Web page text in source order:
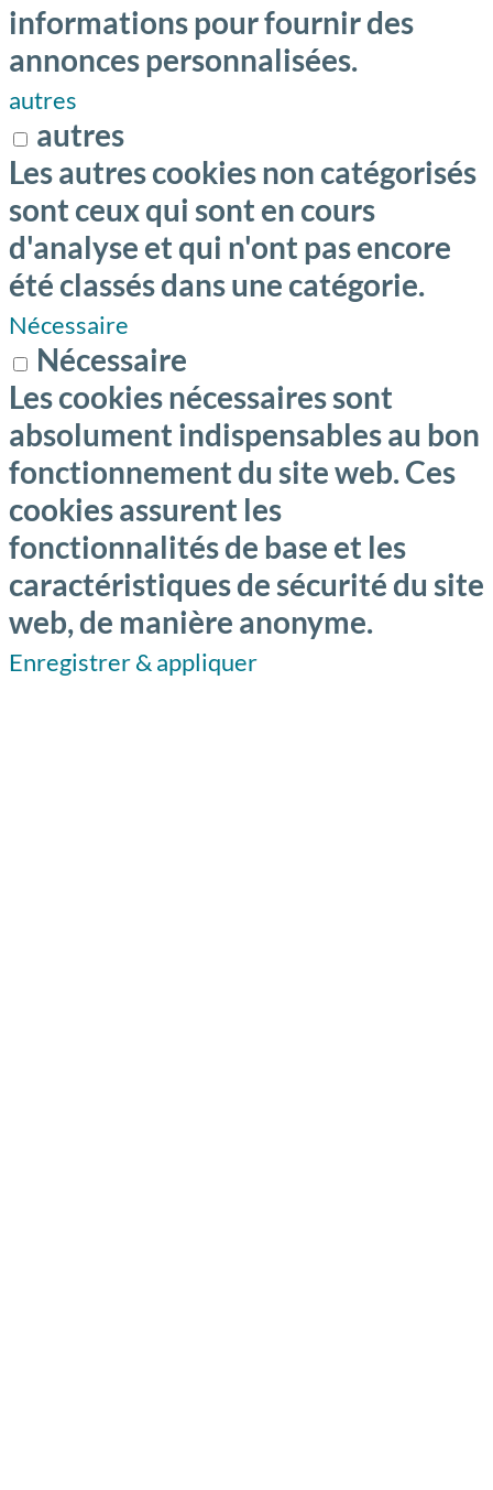
informations pour fournir des
annonces personnalisées.
autres
autres
Les autres cookies non catégorisés
sont ceux qui sont en cours
d'analyse et qui n'ont pas encore
été classés dans une catégorie.
Nécessaire
Nécessaire
Les cookies nécessaires sont
absolument indispensables au bon
fonctionnement du site web. Ces
cookies assurent les
fonctionnalités de base et les
caractéristiques de sécurité du site
web, de manière anonyme.
Enregistrer & appliquer